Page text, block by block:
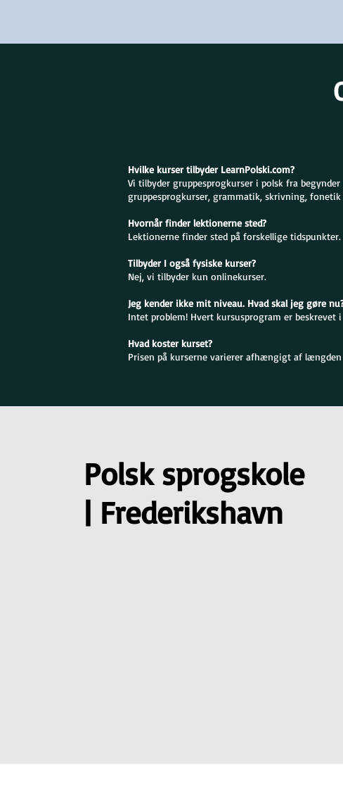
Hvilke kurser tilbyder LearnPolski.com?
Vi tilbyder gruppesprogkurser i polsk fra
gruppesprogkurser, grammatik, skrivning,
Hvornår finder lektionerne sted?
Lektionerne finder sted på forskellige
Tilbyder I også fysiske kurser?
Nej, vi tilbyder kun onlinekurser.
Jeg kender ikke mit niveau. Hvad skal jeg gøre
Intet problem! Hvert kursusprogram er beskrevet
Hvad koster kurset?
Prisen på kurserne varierer afhængigt af
Polsk sprogskole
| Frederikshavn